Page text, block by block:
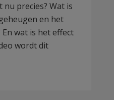
precies? Wat is
en het
wat is het effect
wordt dit